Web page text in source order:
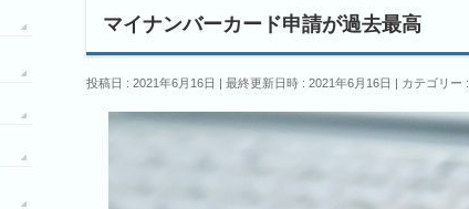
マイナンバーカード申請が過去最高
投稿日 : 2021年6月16日 最終更新日時 : 2021年6月16日 カテゴリー :